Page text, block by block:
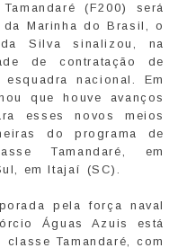
(F200) será
Marinha do Brasil, o
Silva sinalizou, na
de contratação de
nacional. Em
que houve avanços
esses novos meios
do programa de
Tamandaré, em
em Itajaí (SC).
pela força naval
Águas Azuis está
Tamandaré, com